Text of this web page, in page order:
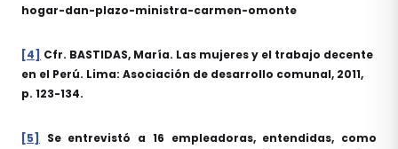
hogar-dan-plazo-ministra-carmen-omonte
[4] Cfr. BASTIDAS, María. Las mujeres y el trabajo decente
en el Perú. Lima: Asociación de desarrollo comunal, 2011,
p. 123-134.
[5]
Se entrevistó a 16 empleadoras, entendidas, como